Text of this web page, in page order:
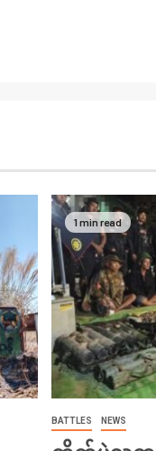
1 min read
BATTLES NEWS